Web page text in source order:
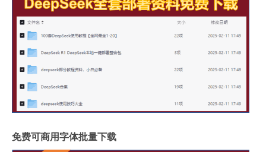
免费可商用字体批量下载